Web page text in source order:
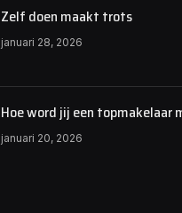
Zelf doen maakt trots
januari 28, 2026
Hoe word jij een topmakelaar
januari 20, 2026